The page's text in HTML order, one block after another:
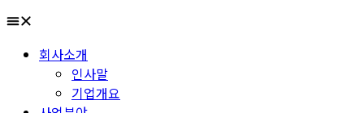
회사소개
인사말
기업개요